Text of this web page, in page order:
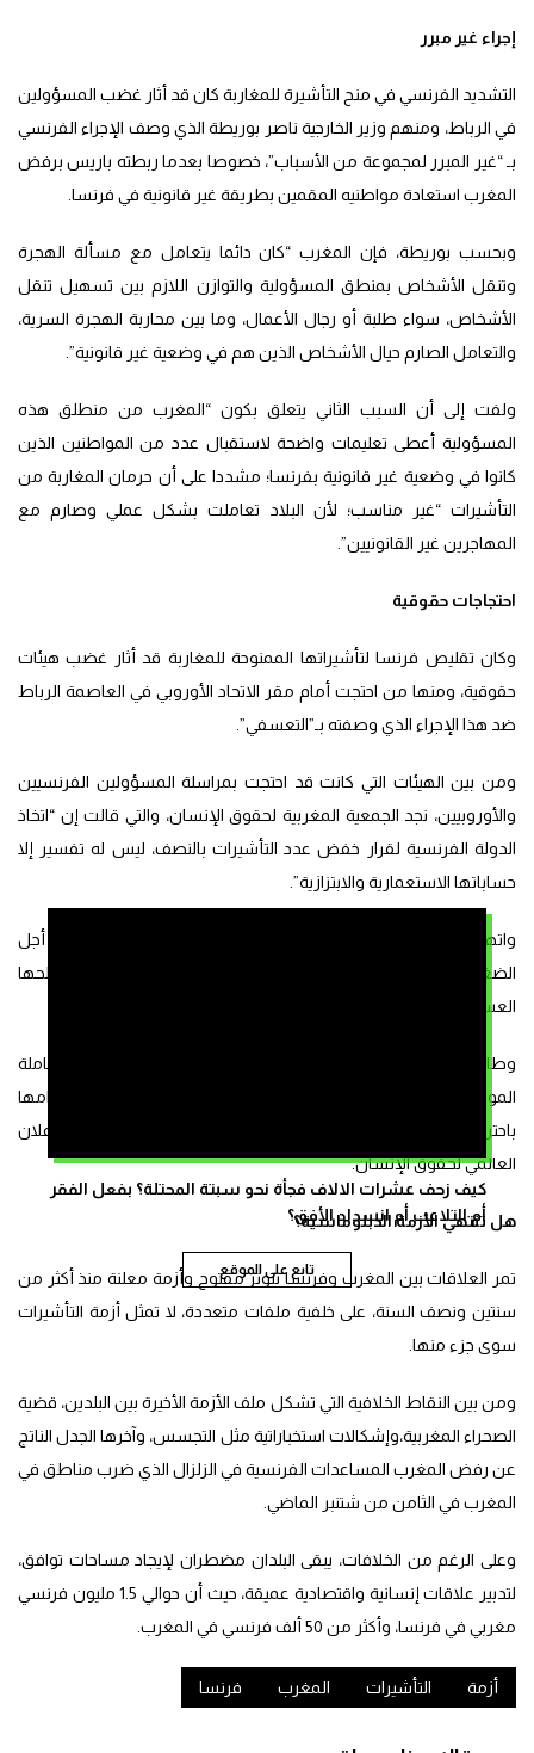
كيف زحف عشرات الالاف فجأة نحو سبتة المحتلة؟ بفعل الفقر
أم التلاعب أم انسداد الأفق؟
تابع على الموقع
إجراء غير مبرر
التشديد الفرنسي في منح التأشيرة للمغاربة كان قد أثار غضب المسؤولين
في الرباط، ومنهم وزير الخارجية ناصر بوريطة الذي وصف الإجراء الفرنسي
بـ “غير المبرر لمجموعة من الأسباب”، خصوصا بعدما ربطته باريس برفض
المغرب استعادة مواطنيه المقمين بطريقة غير قانونية في فرنسا.
وبحسب بوريطة، فإن المغرب “كان دائما يتعامل مع مسألة الهجرة
وتنقل الأشخاص بمنطق المسؤولية والتوازن اللازم بين تسهيل تنقل
الأشخاص، سواء طلبة أو رجال الأعمال، وما بين محاربة الهجرة السرية،
والتعامل الصارم حيال الأشخاص الذين هم في وضعية غير قانونية”.
ولفت إلى أن السبب الثاني يتعلق بكون “المغرب من منطلق هذه
المسؤولية أعطى تعليمات واضحة لاستقبال عدد من المواطنين الذين
كانوا في وضعية غير قانونية بفرنسا؛ مشددا على أن حرمان المغاربة من
التأشيرات “غير مناسب؛ لأن البلاد تعاملت بشكل عملي وصارم مع
المهاجرين غير القانونيين”.
احتجاجات حقوقية
وكان تقليص فرنسا لتأشيراتها الممنوحة للمغاربة قد أثار غضب هيئات
حقوقية، ومنها من احتجت أمام مقر الاتحاد الأوروبي في العاصمة الرباط
ضد هذا الإجراء الذي وصفته بـ”التعسفي”.
ومن بين الهيئات التي كانت قد احتجت بمراسلة المسؤولين الفرنسيين
والأوروبيين، نجد الجمعية المغربية لحقوق الإنسان، والتي قالت إن “اتخاذ
الدولة الفرنسية لقرار خفض عدد التأشيرات بالنصف، ليس له تفسير إلا
حساباتها الاستعمارية والابتزازية”.
واتهمت الجمعية فرنسا بتطبيق هذا الإجراء على التأشيرات من أجل
الضغط على الدول التي طالها “لفرض المزيد من الإذعان لمصالحها
العسكرية والاقتصادية والجيواستراتيجية”.
وطالبت الجمعية رئيس الدولة الفرنسية وحكومتها بوضع حد لمعاملة
المواطنين والمواطنات المغاربة بـ”العجرفة الاستعمارية”، والتزامها
باحترام مبدأ حرية التنقل كما هو منصوص عليه في المادة 13 من الإعلان
العالمي لحقوق الإنسان.
هل تنتهي الأزمة الدبلوماسية؟
تمر العلاقات بين المغرب وفرنسا بتوتر مفتوح وأزمة معلنة منذ أكثر من
سنتين ونصف السنة، على خلفية ملفات متعددة، لا تمثل أزمة التأشيرات
سوى جزء منها.
ومن بين النقاط الخلافية التي تشكل ملف الأزمة الأخيرة بين البلدين، قضية
الصحراء المغربية،وإشكالات استخباراتية مثل التجسس، وآخرها الجدل الناتج
عن رفض المغرب المساعدات الفرنسية في الزلزال الذي ضرب مناطق في
المغرب في الثامن من شتنبر الماضي.
وعلى الرغم من الخلافات، يبقى البلدان مضطران لإيجاد مساحات توافق،
لتدبير علاقات إنسانية واقتصادية عميقة، حيث أن حوالي 1.5 مليون فرنسي
مغربي في فرنسا، وأكثر من 50 ألف فرنسي في المغرب.
أزمة التأشيرات المغرب فرنسا